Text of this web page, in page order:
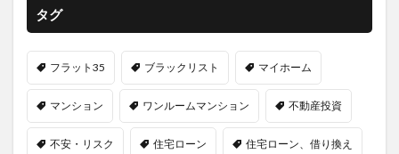
タグ
フラット35 ブラックリスト マイホーム
マンション ワンルームマンション 不動産投資
不安・リスク 住宅ローン 住宅ローン、借り換え